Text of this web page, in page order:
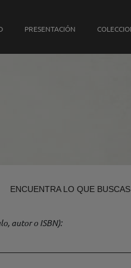
PRESENTACIÓN
ENCUENTRA LO QUE
autor o ISBN)